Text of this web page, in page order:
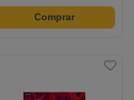
Comprar